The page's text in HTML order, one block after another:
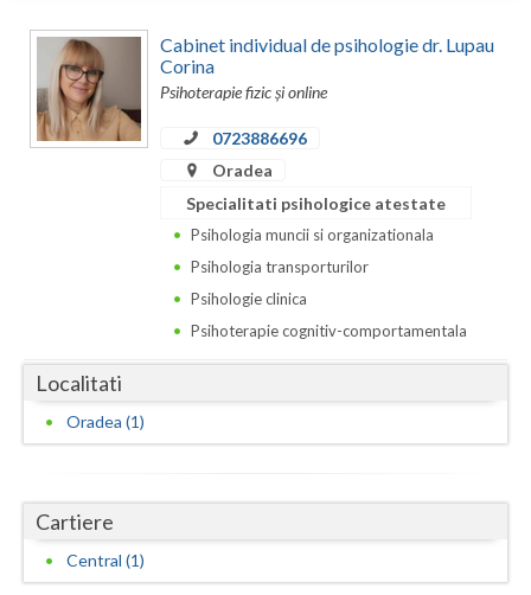
Constanta
Covasna
Gorj
Harghita
Ialomita
Iasi
Cabinet individual de psihologie dr. Lupau
Corina
Psihoterapie fizic și online
0723886696
Oradea
Specialitati psihologice atestate
Psihologia muncii si organizationala
Psihologia transporturilor
Psihologie clinica
Psihoterapie cognitiv-comportamentala
Localitati
Oradea (1)
Cartiere
Central (1)